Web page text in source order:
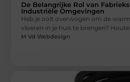
De Belangrijke Rol van
Industriële Omgevingen
Heb je ooit overwogen om de
vloeren in je huis te brengen?
M Vd Webdesign